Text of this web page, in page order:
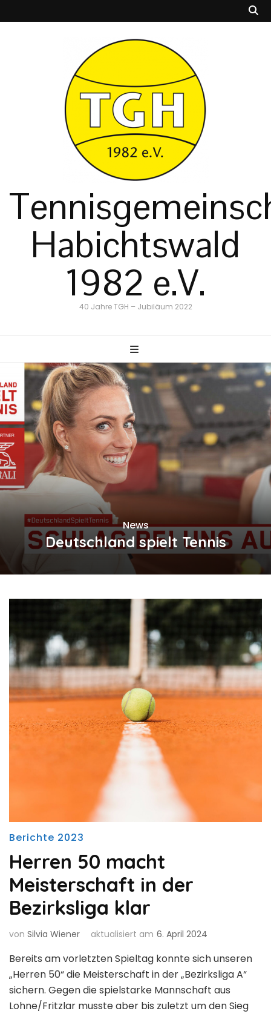
Habichtswald
1982 e.V.
40 Jahre TGH – Jubiläum 2022
News
Deutschland spielt Tennis
Berichte 2023
Herren 50 macht
Meisterschaft in der
Bezirksliga klar
von Silvia Wiener aktualisiert am 6. April 2024
Bereits am vorletzten Spieltag konnte sich unseren
„Herren 50“ die Meisterschaft in der „Bezirksliga A“
sichern. Gegen die spielstarke Mannschaft aus
Lohne/Fritzlar musste aber bis zuletzt um den Sieg